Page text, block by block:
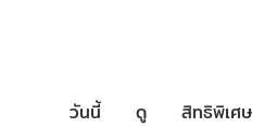
วันนี้ ดู สิทธิพิเศษ